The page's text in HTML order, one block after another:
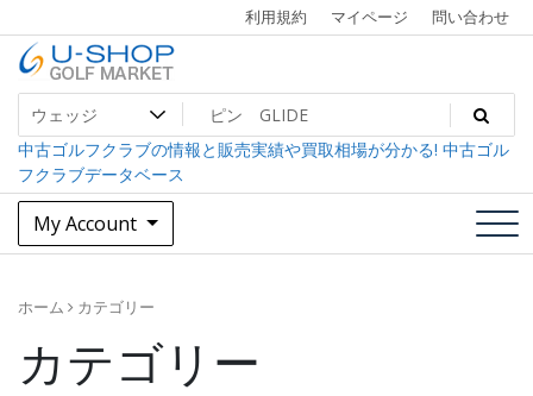
to
content
利用規約 マイページ 問い合わせ
U-SHOP Golf Market dev
中古ゴルフクラブ最大級！U-SHOPゴルフマーケット
中古ゴルフクラブの情報と販売実績や買取相場が分かる! 中古ゴル
フクラブデータベース
My Account
ホーム カテゴリー
カテゴリー